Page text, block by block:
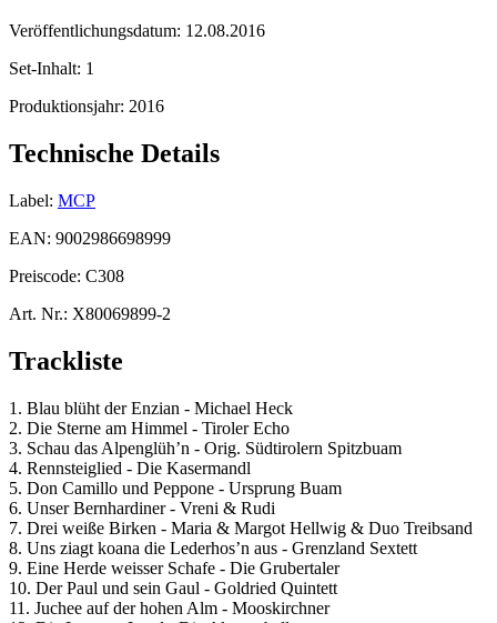
Veröffentlichungsdatum: 12.08.2016
Set-Inhalt: 1
Produktionsjahr: 2016
Technische Details
Label: MCP
EAN: 9002986698999
Preiscode: C308
Art. Nr.: X80069899-2
Trackliste
1. Blau blüht der Enzian - Michael Heck
2. Die Sterne am Himmel - Tiroler Echo
3. Schau das Alpenglüh’n - Orig. Südtirolern Spitzbuam
4. Rennsteiglied - Die Kasermandl
5. Don Camillo und Peppone - Ursprung Buam
6. Unser Bernhardiner - Vreni & Rudi
7. Drei weiße Birken - Maria & Margot Hellwig & Duo Treibsand
8. Uns ziagt koana die Lederhos’n aus - Grenzland Sextett
9. Eine Herde weisser Schafe - Die Grubertaler
10. Der Paul und sein Gaul - Goldried Quintett
11. Juchee auf der hohen Alm - Mooskirchner